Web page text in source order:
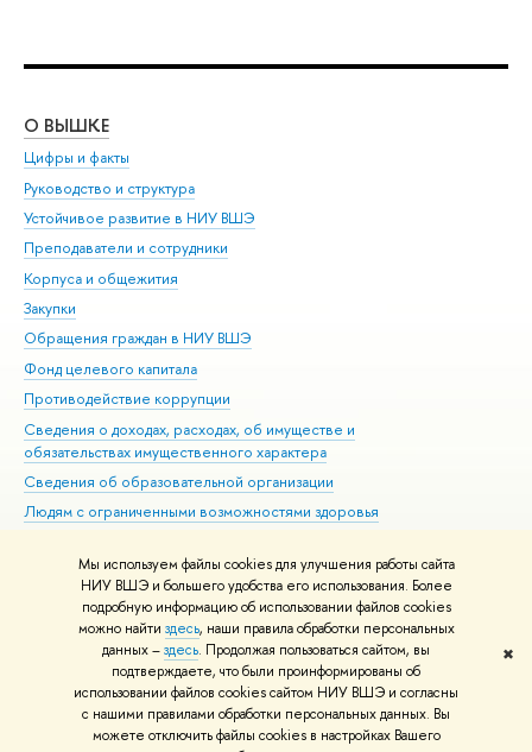
Мы используем файлы cookies для улучшения работы сайта
НИУ ВШЭ и большего удобства его использования. Более
подробную информацию об использовании файлов cookies
можно найти здесь, наши правила обработки персональных
данных –здесь. Продолжая пользоваться сайтом, вы
подтверждаете, что были проинформированы об
использовании файлов cookies сайтом НИУ ВШЭ и согласны
с нашими правилами обработки персональных данных. Вы
можете отключить файлы cookies в настройках Вашего
✖
О ВЫШКЕ
Цифры и факты
Руководство и структура
Устойчивое развитие в НИУ ВШЭ
Преподаватели и сотрудники
Корпуса и общежития
Закупки
Обращения граждан в НИУ ВШЭ
Фонд целевого капитала
Противодействие коррупции
Сведения о доходах, расходах, об имуществе и
обязательствах имущественного характера
Сведения об образовательной организации
Людям с ограниченными возможностями здоровья
Работа в Вышке
© НИУ ВШЭ 1993–2026 Адреса и контакты Условия использования
материалов Политика конфиденциальности Карта сайта
Шрифты HSE Sans и HSE Slab разработаны вШколе дизайна НИУ ВШЭ